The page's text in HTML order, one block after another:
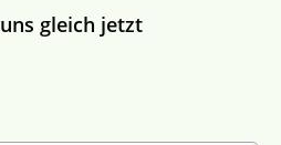
gleich jetzt